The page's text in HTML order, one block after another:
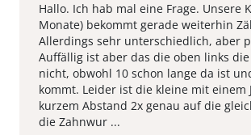
Hallo. Ich hab mal eine Frage. Unsere
Monate) bekommt gerade weiterhin
Allerdings sehr unterschiedlich, aber
Auffällig ist aber das die oben links die
nicht, obwohl 10 schon lange da ist
kommt. Leider ist die kleine mit einem
kurzem Abstand 2x genau auf die
die Zahnwur ...